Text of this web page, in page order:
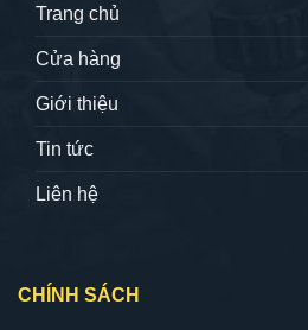
Trang chủ
Cửa hàng
Giới thiệu
Tin tức
Liên hệ
CHÍNH SÁCH